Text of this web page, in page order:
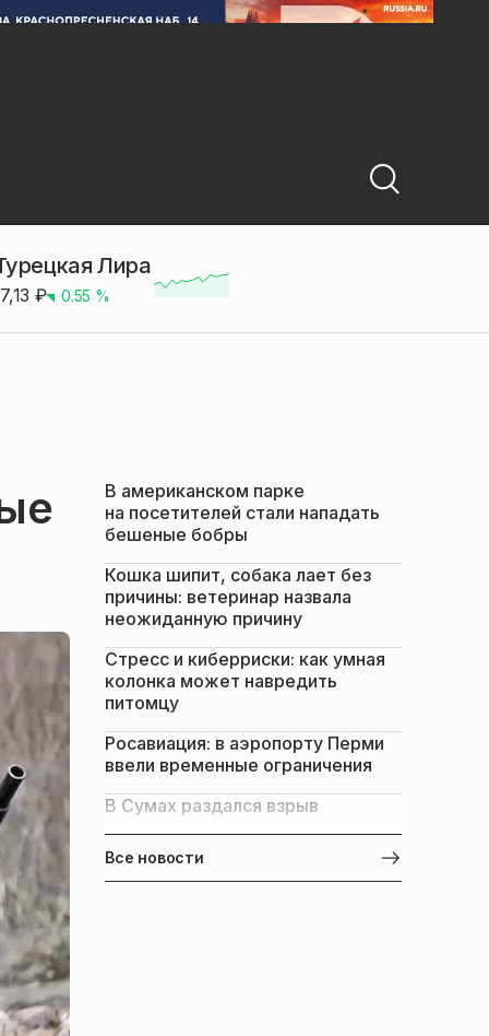
Лира
₽ 0.55 %
В американском парке
на посетителей стали нападать
бешеные бобры
Кошка шипит, собака лает без
причины: ветеринар назвала
неожиданную причину
Стресс и киберриски: как умная
колонка может навредить
питомцу
Росавиация: в аэропорту Перми
ввели временные ограничения
В Сумах раздался взрыв
Все новости